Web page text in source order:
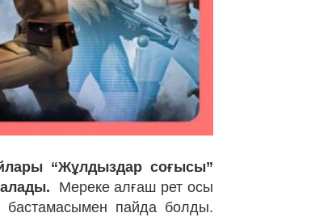
“Жұлдыздар соғысы”
Мереке алғаш рет осы
бастамасымен пайда болды.